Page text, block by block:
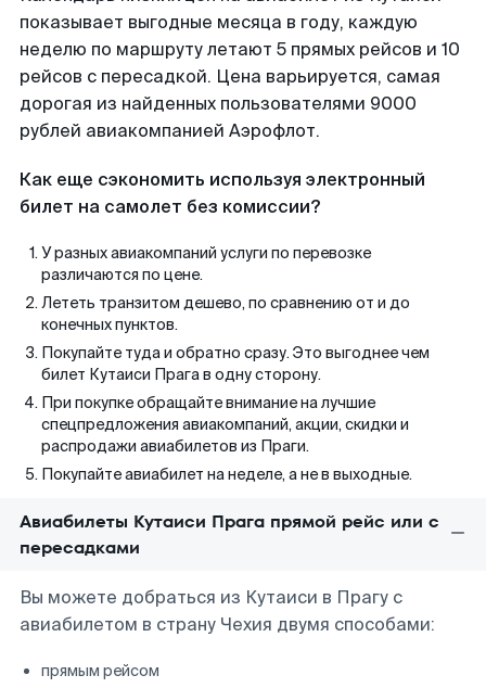
показывает выгодные месяца в году, каждую
неделю по маршруту летают 5 прямых рейсов и 10
рейсов с пересадкой. Цена варьируется, самая
дорогая из найденных пользователями 9000
рублей авиакомпанией Аэрофлот.
Как еще сэкономить используя электронный
билет на самолет без комиссии?
У разных авиакомпаний услуги по перевозке
различаются по цене.
Лететь транзитом дешево, по сравнению от и до
конечных пунктов.
Покупайте туда и обратно сразу. Это выгоднее чем
билет Кутаиси Прага в одну сторону.
При покупке обращайте внимание на лучшие
спецпредложения авиакомпаний, акции, скидки и
распродажи авиабилетов из Праги.
Покупайте авиабилет на неделе, а не в выходные.
Авиабилеты Кутаиси Прага прямой рейс или с
пересадками
Вы можете добраться из Кутаиси в Прагу с
авиабилетом в страну Чехия двумя способами:
прямым рейсом